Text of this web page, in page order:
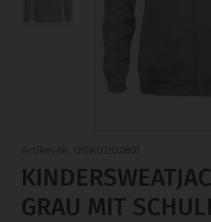
Artikel-Nr. 0ISK02102801
GRAU MIT